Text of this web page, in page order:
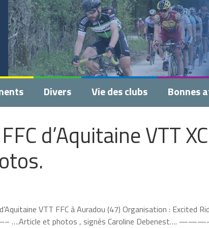
Divers Vie des clubs Bonnes
d’Aquitaine VTT
VTT FFC à Auradou (47) Organisation : Excited
et photos , signés Caroline Debenest….